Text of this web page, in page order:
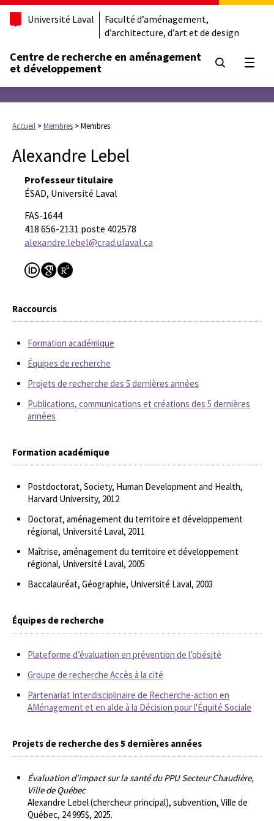
Université Laval
Faculté d’aménagement,
d’architecture, d’art et de design
Centre de recherche en aménagement
et développement
Accueil >Membres >Membres
Alexandre Lebel
Professeur titulaire
ÉSAD, Université Laval
FAS-1644
418 656-2131 poste 402578
alexandre.lebel@crad.ulaval.ca
Raccourcis
Formation académique
Équipes de recherche
Projets de recherche des 5 dernières années
Publications, communications et créations des 5 dernières
années
Formation académique
Postdoctorat, Society, Human Development and Health,
Harvard University, 2012
Doctorat, aménagement du territoire et développement
régional, Université Laval, 2011
Maîtrise, aménagement du territoire et développement
régional, Université Laval, 2005
Baccalauréat, Géographie, Université Laval, 2003
Équipes de recherche
Plateforme d’évaluation en prévention de l’obésité
Groupe de recherche Accès à la cité
Partenariat Interdisciplinaire de Recherche-action en
AMénagement et en aIde à la Décision pour l'Équité Sociale
Projets de recherche des 5 dernières années
Évaluation d'impact sur la santé du PPU Secteur Chaudière,
Ville de Québec
Alexandre Lebel (chercheur principal), subvention, Ville de
Québec, 24 995$, 2025.